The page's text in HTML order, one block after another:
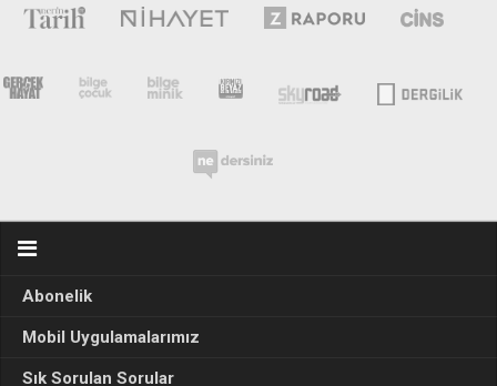
Abonelik
Mobil Uygulamalarımız
Sık Sorulan Sorular